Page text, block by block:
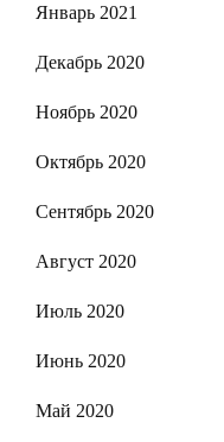
Январь 2021
Декабрь 2020
Ноябрь 2020
Октябрь 2020
Сентябрь 2020
Август 2020
Июль 2020
Июнь 2020
Май 2020